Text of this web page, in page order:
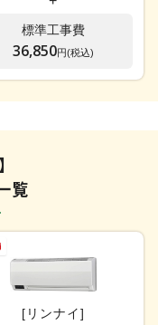
標準工事費
36,850円(税込)
覧
[リンナイ]